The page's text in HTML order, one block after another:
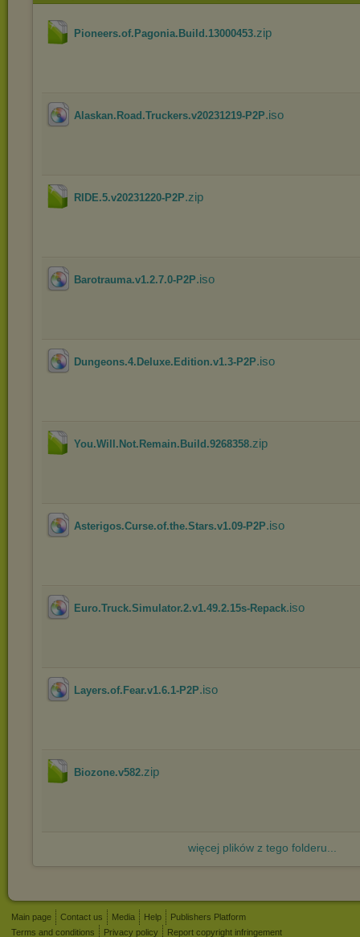
Pioneers.of.Pagonia.Build.13000453.zip
Alaskan.Road.Truckers.v20231219-P2P.iso
RIDE.5.v20231220-P2P.zip
Barotrauma.v1.2.7.0-P2P.iso
Dungeons.4.Deluxe.Edition.v1.3-P2P.iso
You.Will.Not.Remain.Build.9268358.zip
Asterigos.Curse.of.the.Stars.v1.09-P2P.iso
Euro.Truck.Simulator.2.v1.49.2.15s-Repack.iso
Layers.of.Fear.v1.6.1-P2P.iso
Biozone.v582.zip
więcej plików z tego folderu...
Main page Contact us Media Help
Publishers Platform
Terms and conditions
Privacy policy Report copyright infringement